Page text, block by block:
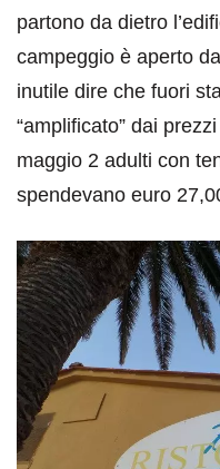
partono da dietro
campeggio è aperto
inutile dire che fuori
“amplificato” dai
maggio 2 adulti con
spendevano euro